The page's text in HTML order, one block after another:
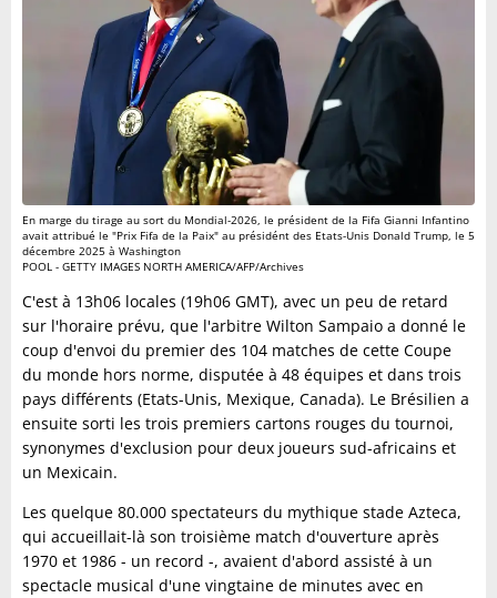
En marge du tirage au sort du Mondial-2026, le président de la Fifa Gianni Infantino
avait attribué le "Prix Fifa de la Paix" au présidént des Etats-Unis Donald Trump, le 5
décembre 2025 à Washington
POOL - GETTY IMAGES NORTH AMERICA/AFP/Archives
C'est à 13h06 locales (19h06 GMT), avec un peu de retard
sur l'horaire prévu, que l'arbitre Wilton Sampaio a donné le
coup d'envoi du premier des 104 matches de cette Coupe
du monde hors norme, disputée à 48 équipes et dans trois
pays différents (Etats-Unis, Mexique, Canada). Le Brésilien a
ensuite sorti les trois premiers cartons rouges du tournoi,
synonymes d'exclusion pour deux joueurs sud-africains et
un Mexicain.
Les quelque 80.000 spectateurs du mythique stade Azteca,
qui accueillait-là son troisième match d'ouverture après
1970 et 1986 - un record -, avaient d'abord assisté à un
spectacle musical d'une vingtaine de minutes avec en